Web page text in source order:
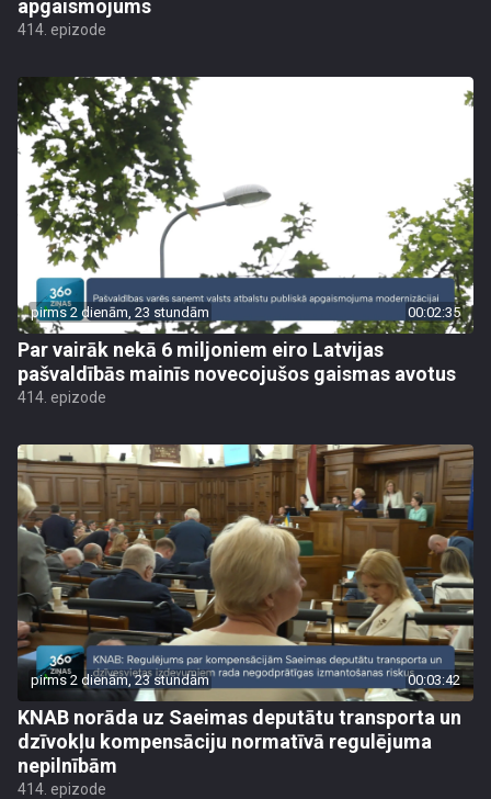
apgaismojums
414. epizode
pirms 2 dienām, 23 stundām 00:02:35
Par vairāk nekā 6 miljoniem eiro Latvijas
pašvaldībās mainīs novecojušos gaismas avotus
414. epizode
pirms 2 dienām, 23 stundām 00:03:42
KNAB norāda uz Saeimas deputātu transporta un
dzīvokļu kompensāciju normatīvā regulējuma
nepilnībām
414. epizode